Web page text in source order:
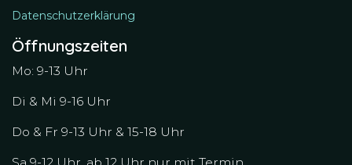
Datenschutzerklärung
Öffnungszeiten
Mo: 9-13 Uhr
Di & Mi 9-16 Uhr
Do & Fr 9-13 Uhr & 15-18 Uhr
Sa 9-12 Uhr, ab 12 Uhr nur mit Termin